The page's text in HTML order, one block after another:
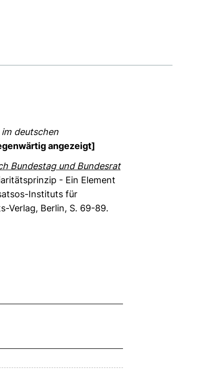
deutschen
angezeigt]
Bundestag und Bundesrat
- Ein Element
Instituts für
Verlag, Berlin, S. 69-89.